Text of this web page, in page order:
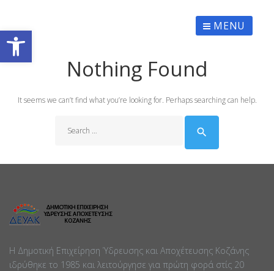
Ανοίξτε τη γραμμή εργαλείων MENU
Nothing Found
It seems we can’t find what you’re looking for. Perhaps searching can help.
search
Η Δημοτική Επιχείρηση Ύδρευσης και Αποχέτευσης Κοζάνης
ιδρύθηκε το 1985 και λειτούργησε για πρώτη φορά στίς 20